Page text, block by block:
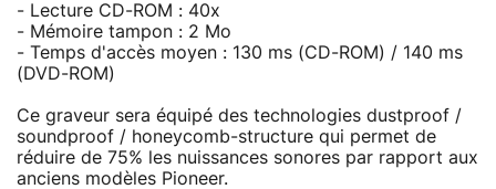
- Lecture CD-ROM : 40x
- Mémoire tampon : 2 Mo
- Temps d'accès moyen : 130 ms (CD-ROM) / 140 ms
(DVD-ROM)
Ce graveur sera équipé des technologies dustproof /
soundproof / honeycomb-structure qui permet de
réduire de 75% les nuissances sonores par rapport aux
anciens modèles Pioneer.